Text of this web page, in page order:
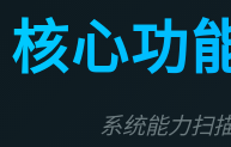
核心功
系统能力扫